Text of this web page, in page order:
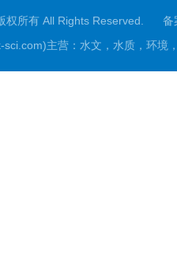
所有 All Rights Reserved.
备
主营：水文，水质，环境